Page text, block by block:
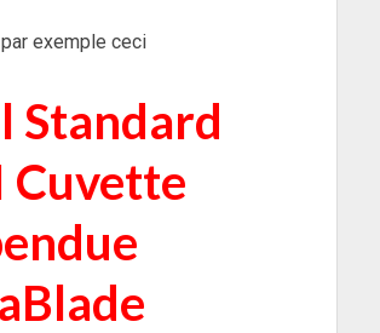
exemple ceci
Standard
Cuvette